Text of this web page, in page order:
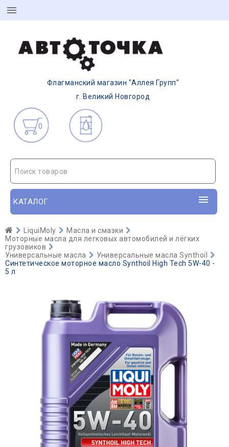
Флагманский магазин "Аллея Групп"
г. Великий Новгород
0
Поиск товаров
КАТАЛОГ
LiquiMoly
Масла и смазки
Моторные масла для легковых автомобилей и лёгких
грузовиков
Универсальные масла
Универсальные масла Synthoil
Синтетическое моторное масло Synthoil High Tech 5W-40 -
5 л